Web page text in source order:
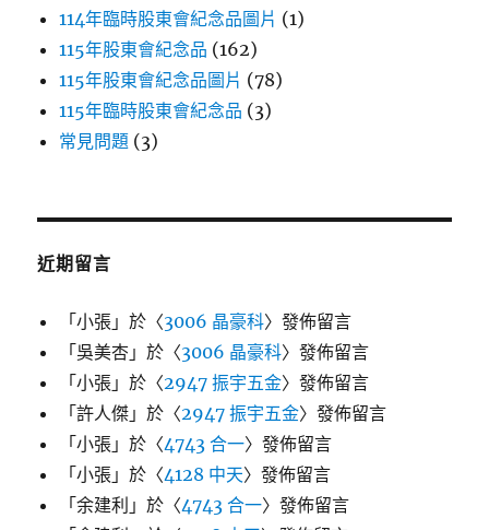
114年臨時股東會紀念品圖片 (1)
115年股東會紀念品 (162)
115年股東會紀念品圖片 (78)
115年臨時股東會紀念品 (3)
常見問題 (3)
近期留言
「小張 」於〈3006 晶豪科〉發佈留言
「吳美杏 」於〈3006 晶豪科〉發佈留言
「小張 」於〈2947 振宇五金〉發佈留言
「許人傑 」於〈2947 振宇五金〉發佈留言
「小張 」於〈4743 合一〉發佈留言
「小張 」於〈4128 中天〉發佈留言
「余建利 」於〈4743 合一〉發佈留言